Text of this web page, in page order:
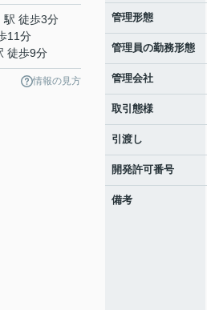
駅 徒歩3分
11分
徒歩9分
情報の見方
管理形態
管理員の勤務形態
管理会社
取引態様
引渡し
開発許可番号
備考